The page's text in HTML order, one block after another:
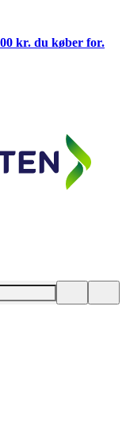
kr. du køber for.